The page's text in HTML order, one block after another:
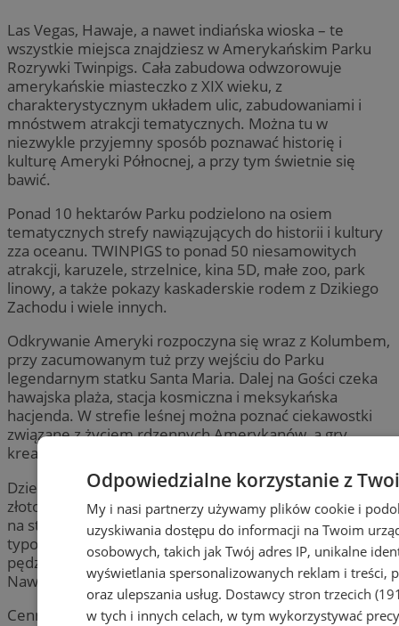
Las Vegas, Hawaje, a nawet indiańska wioska – te
wszystkie miejsca znajdziesz w Amerykańskim Parku
Rozrywki Twinpigs. Cała zabudowa odwzorowuje
amerykańskie miasteczko z XIX wieku, z
charakterystycznym układem ulic, zabudowaniami i
mnóstwem atrakcji tematycznych. Można tu w
niezwykle przyjemny sposób poznawać historię i
kulturę Ameryki Północnej, a przy tym świetnie się
bawić.
Ponad 10 hektarów Parku podzielono na osiem
tematycznych strefy nawiązujących do historii i kultury
zza oceanu. TWINPIGS to ponad 50 niesamowitych
atrakcji, karuzele, strzelnice, kina 5D, małe zoo, park
linowy, a także pokazy kaskaderskie rodem z Dzikiego
Zachodu i wiele innych.
Odkrywanie Ameryki rozpoczyna się wraz z Kolumbem,
przy zacumowanym tuż przy wejściu do Parku
legendarnym statku Santa Maria. Dalej na Gości czeka
hawajska plaża, stacja kosmiczna i meksykańska
hacjenda. W strefie leśnej można poznać ciekawostki
związane z życiem rdzennych Amerykanów, a gry
kreatywne zapewnią doskonałą zabawę całej rodzinie.
Dzieci mogą spróbować wydoić krowę, wypłukiwać
złoto, podkuwać konie, a także strzelać z łuku i strzelby
na strzelnicach. Nie brakuje tu również urządzeń
typowych dla wesołego miasteczka – koło młyńskie,
pędzące karuzele, zjeżdżalnia, dom strachów
Nawiedzona Sztolnia i podziemna kolejka.
Cennik znajdziecie TUTAJ .
Odpowiedzialne korzystanie z
My i nasi partnerzy używamy plików cookie i
uzyskiwania dostępu do informacji na Twoim
osobowych, takich jak Twój adres IP, unikalne
wyświetlania spersonalizowanych reklam i treści,
oraz ulepszania usług. Dostawcy stron trzecich
w tych i innych celach, w tym wykorzystywać